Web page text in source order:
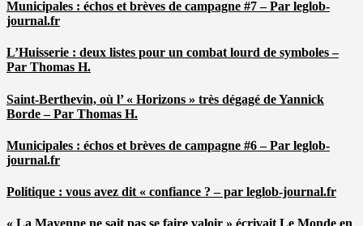
Municipales : échos et brèves de campagne #7 – Par leglob-
journal.fr
L’Huisserie : deux listes pour un combat lourd de symboles –
Par Thomas H.
Saint-Berthevin, où l’ « Horizons » très dégagé de Yannick
Borde – Par Thomas H.
Municipales : échos et brèves de campagne #6 – Par leglob-
journal.fr
Politique : vous avez dit « confiance ? – par leglob-journal.fr